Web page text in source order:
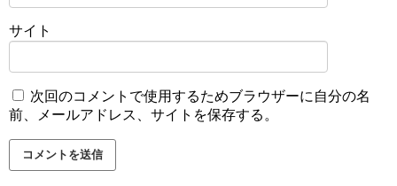
サイト
次回のコメントで使用するためブラウザーに自分の名
前、メールアドレス、サイトを保存する。